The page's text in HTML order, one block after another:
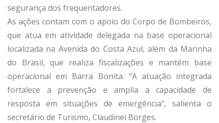
segurança dos frequentadores.
As ações contam com o apoio do Corpo de Bombeiros,
que atua em atividade delegada na base operacional
localizada na Avenida do Costa Azul, além da Marinha
do Brasil, que realiza fiscalizações e mantém base
operacional em Barra Bonita. “A atuação integrada
fortalece a prevenção e amplia a capacidade de
resposta em situações de emergência”, salienta o
secretário de Turismo, Claudinei Borges.